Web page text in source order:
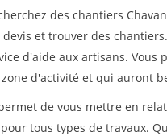
des chantiers
et trouver des
d'aide aux artisans. Vous
d'activité et qui auront
de vous mettre en
tous types de travaux.